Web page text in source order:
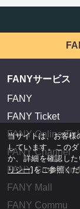
FANYサービス
FANY
FANY Ticket
FANY Online
FANY Channel
FANY
FANY Mall
FANY Commu
当サイトは、お客
しています。この
か、詳細を確認した
リシー]をご参照くだ